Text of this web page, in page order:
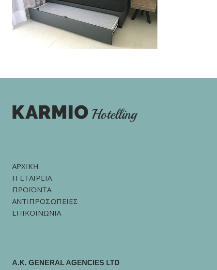
ΑΡΧΙΚΗ
Η ΕΤΑΙΡΕΙΑ
ΠΡΟΪΟΝΤΑ
ΑΝΤΙΠΡΟΣΩΠΕΙΕΣ
ΕΠΙΚΟΙΝΩΝΙΑ
A.K. GENERAL AGENCIES LTD